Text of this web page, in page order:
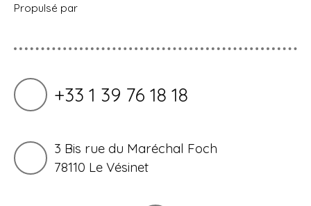
Propulsé par
+33 1 39 76 18 18
3 Bis rue du Maréchal Foch
78110 Le Vésinet